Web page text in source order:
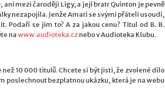
mezi čaroději Ligy, a její bratr Quinton je pevně
nezapojila. Jenže Amari se svými přáteli usoudí,
Podaří se jim to? A za jakou cenu? Titul od B. B.
nawww.audioteka.cznebo v Audioteka Klubu.
než 10 000 titulů. Chcete si být jisti, že zvolené dílo
poslechnout bezplatnou ukázku, která je na webu